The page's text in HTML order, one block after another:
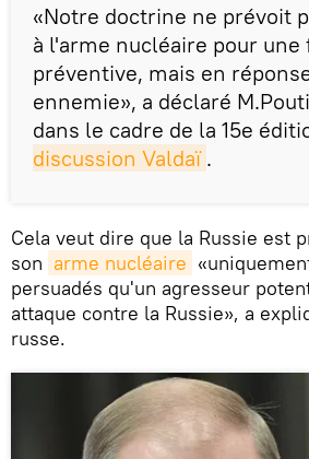
«Notre doctrine ne prévoit
à l'arme nucléaire pour une
préventive, mais en
ennemie», a déclaré
dans le cadre de la 15e
discussion Valdaï .
Cela veut dire que la Russie est
son arme nucléaire
persuadés qu'un agresseur
attaque contre la Russie», a
russe.